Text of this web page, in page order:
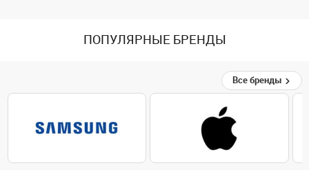
ПОПУЛЯРНЫЕ БРЕНДЫ
Все бренды